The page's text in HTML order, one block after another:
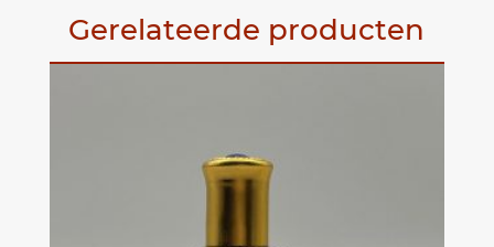
Gerelateerde producten